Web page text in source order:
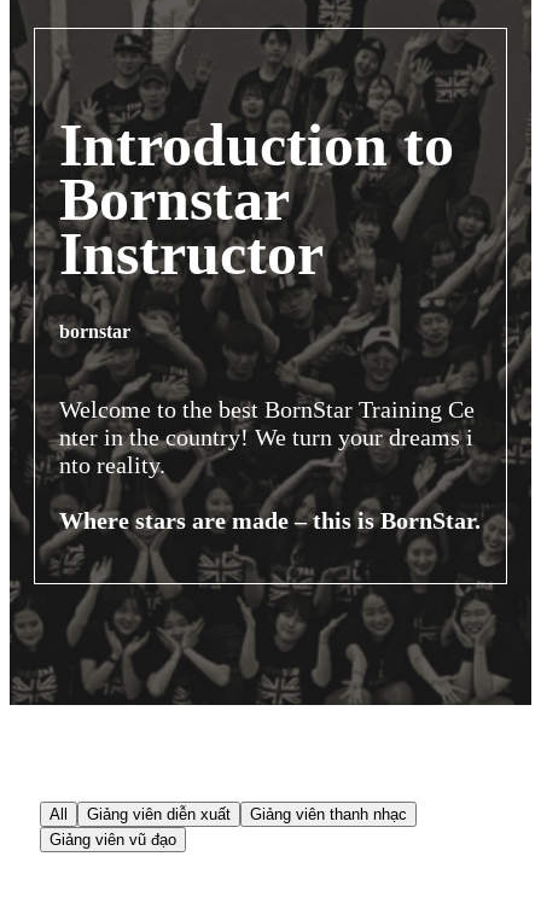
Introduction to
Bornstar
Instructor
bornstar
Welcome to the best BornStar Training Ce
nter in the country! We turn your dreams i
nto reality.
Where stars are made – this is BornStar.
All Giảng viên diễn xuất
Giảng viên thanh nhạc
Giảng viên vũ đạo